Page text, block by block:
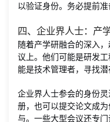
以验证身份。务必提前准
四、企业界人士：产
随着产学研融合的深入
议上。他们可能是研发
能是技术管理者，寻找潜
企业界人士参会的身份
册，也可以提交论文成
与。一些大型会议还专